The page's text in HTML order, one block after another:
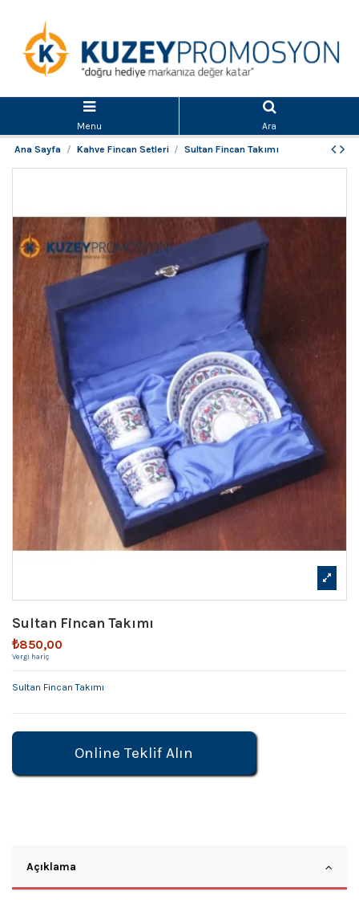
Menu Ara
Ana Sayfa Kahve Fincan Setleri Sultan Fincan Takımı
Sultan Fincan Takımı
₺850,00
Vergi hariç
Sultan Fincan Takımı
Online Teklif Alın
Açıklama